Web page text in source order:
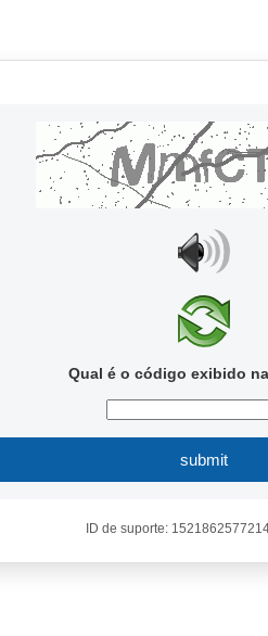
Qual é o código exibido
submit
ID de suporte: